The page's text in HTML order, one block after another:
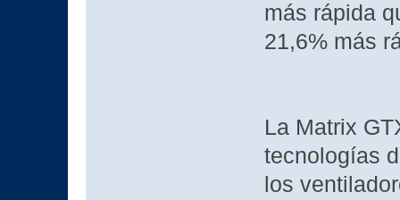
más rápida
21,6% más
La Matrix
tecnologías
los